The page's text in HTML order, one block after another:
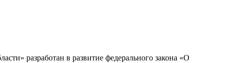
разработан в развитие федерального закона «О